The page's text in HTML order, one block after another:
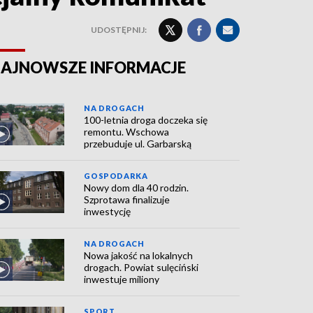
UDOSTĘPNIJ:
INFORMACJE
NA DROGACH
100-letnia droga doczeka się
remontu. Wschowa
przebuduje ul. Garbarską
GOSPODARKA
Nowy dom dla 40 rodzin.
Szprotawa finalizuje
inwestycję
NA DROGACH
Nowa jakość na lokalnych
drogach. Powiat sulęciński
inwestuje miliony